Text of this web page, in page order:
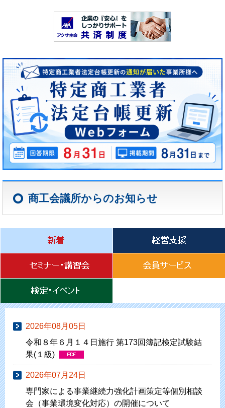
商工会議所からのお知らせ
2026年08月05日
令和８年６月１４日施行 第173回簿記検定試験結
果(１級)
2026年07月24日
専門家による事業継続力強化計画策定等個別相談
会（事業環境変化対応）の開催について